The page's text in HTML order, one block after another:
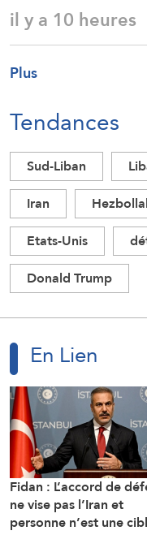
il y a 10 heures
Plus
Tendances
Sud-Liban
Iran
Etats-Unis
Donald Trump
En Lien
Fidan : L’accord de
ne vise pas l’Iran et
personne n’est une